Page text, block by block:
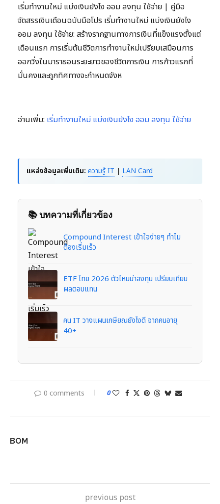
เริ่มทำงานใหม่ แบ่งเงินยังไง ออม ลงทุน ใช้จ่าย | คู่มือ
จัดสรรเงินเดือนฉบับมือโปร เริ่มทำงานใหม่ แบ่งเงินยังไง
ออม ลงทุน ใช้จ่าย: สร้างรากฐานทางการเงินที่แข็งแรงตั้งแต่
เดือนแรก การเริ่มต้นชีวิตการทำงานใหม่เปรียบเสมือนการ
ออกวิ่งในมาราธอนระยะยาวของชีวิตการเงิน การก้าวแรกที่
มั่นคงและถูกทิศทางจะกำหนดจังห
อ่านเพิ่ม: เริ่มทำงานใหม่ แบ่งเงินยังไง ออม ลงทุน ใช้จ่าย
แหล่งข้อมูลเพิ่มเติม: ความรู้ IT | LAN Card
📚 บทความที่เกี่ยวข้อง
Compound Interest เข้าใจง่ายๆ ทำไม
ต้องเริ่มเร็ว
ETF ไทย 2026 ตัวไหนน่าลงทุน เปรียบเทียบ
ผลตอบแทน
คน IT วางแผนเกษียณยังไงดี จากคนอายุ
40+
0 comments 0
BOM
previous post